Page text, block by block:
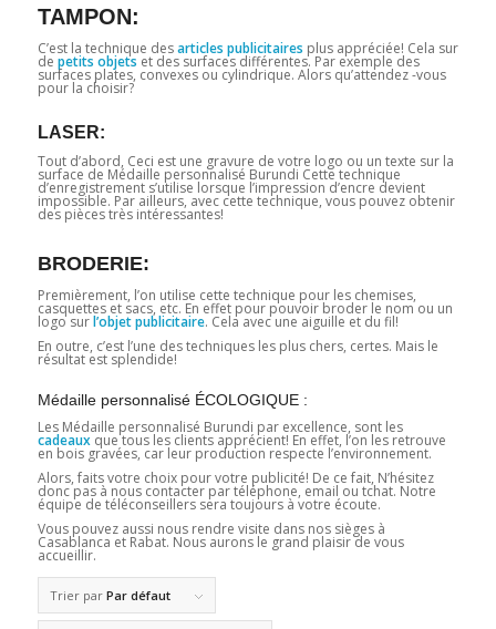
TAMPON:
C’est la technique desarticles publicitaires plus appréciée! Cela sur
de petits objets et des surfaces différentes. Par exemple des
surfaces plates, convexes ou cylindrique. Alors qu’attendez -vous
pour la choisir?
LASER:
Tout d’abord, Ceci est une gravure de votre logo ou un texte sur la
surface de Médaille personnalisé Burundi Cette technique
d’enregistrement s’utilise lorsque l’impression d’encre devient
impossible. Par ailleurs, avec cette technique, vous pouvez obtenir
des pièces très intéressantes!
BRODERIE:
Premièrement, l’on utilise cette technique pour les chemises,
casquettes et sacs, etc. En effet pour pouvoir broder le nom ou un
logo surl’objet publicitaire. Cela avec une aiguille et du fil!
En outre, c’est l’une des techniques les plus chers, certes. Mais le
résultat est splendide!
Médaille personnalisé ÉCOLOGIQUE :
Les Médaille personnalisé Burundi par excellence, sont les
cadeauxque tous les clients apprécient! En effet, l’on les retrouve
en bois gravées, car leur production respecte l’environnement.
Alors, faits votre choix pour votre publicité! De ce fait, N’hésitez
donc pas à nous contacter par téléphone, email ou tchat. Notre
équipe de téléconseillers sera toujours à votre écoute.
Vous pouvez aussi nous rendre visite dans nos sièges à
Casablanca et Rabat. Nous aurons le grand plaisir de vous
accueillir.
Trier par Par défaut